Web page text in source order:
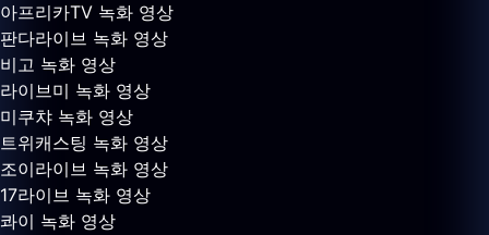
아프리카TV 녹화 영상
판다라이브 녹화 영상
비고 녹화 영상
라이브미 녹화 영상
미쿠챠 녹화 영상
트위캐스팅 녹화 영상
조이라이브 녹화 영상
17라이브 녹화 영상
콰이 녹화 영상